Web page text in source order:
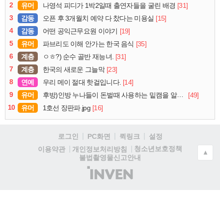
2
유머 나영석 피디가 1박2일때 출연자들을 굴린 배경 [31]
3
감동 오픈 후 3개월치 예약 다 찼다는 미용실 [15]
4
감동 어떤 공익근무요원 이야기 [19]
5
유머 파브리도 이해 안가는 한국 음식 [35]
6
계층 ㅇㅎ?) 순수 골반 재능녀. [31]
7
계층 한국의 새로운 그늘막 [23]
8
연예 우리 메이 절대 핫걸입니다. [14]
9
유머 후방)인방 누나들이 돈벌때 사용하는 밑캠을 알아보자
[49]
10
유머 1호선 장판파.jpg [16]
로그인 PC화면 퀵링크
설정
이용약관
개인정보처리방침
청소년보호정책
불법촬영물신고안내
(주)
인
▲